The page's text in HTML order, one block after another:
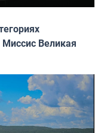
Миссис Великая